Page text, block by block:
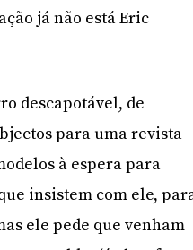
já não está Eric
descapotável, de
para uma revista
à espera para
insistem com ele,
ele pede que venham